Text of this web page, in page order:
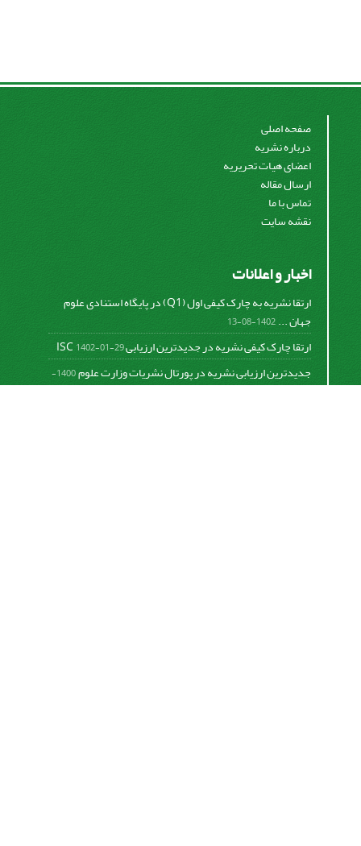
صفحه اصلی
درباره نشریه
اعضای هیات تحریریه
ارسال مقاله
تماس با ما
نقشه سایت
اخبار و اعلانات
ارتقا نشریه به چارک کیفی اول (Q1) در پایگاه استنادی علوم
جهان ...1402-08-13
ارتقا چارک کیفی نشریه در جدیدترین ارزیابی ISC1402-01-29
جدیدترین ارزیابی نشریه در پورتال نشریات وزارت علوم
1400-